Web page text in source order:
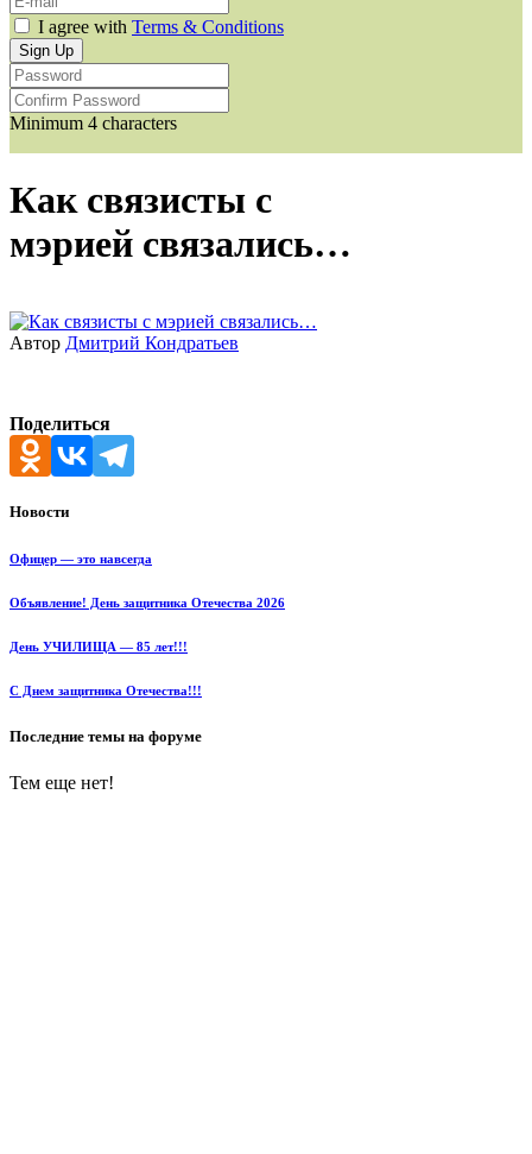
I agree with Terms & Conditions
Minimum 4 characters
Как связисты с
мэрией связались…
Автор Дмитрий Кондратьев
Поделиться
Новости
Офицер — это навсегда
Объявление! День защитника Отечества 2026
День УЧИЛИЩА — 85 лет!!!
С Днем защитника Отечества!!!
Последние темы на форуме
Тем еще нет!